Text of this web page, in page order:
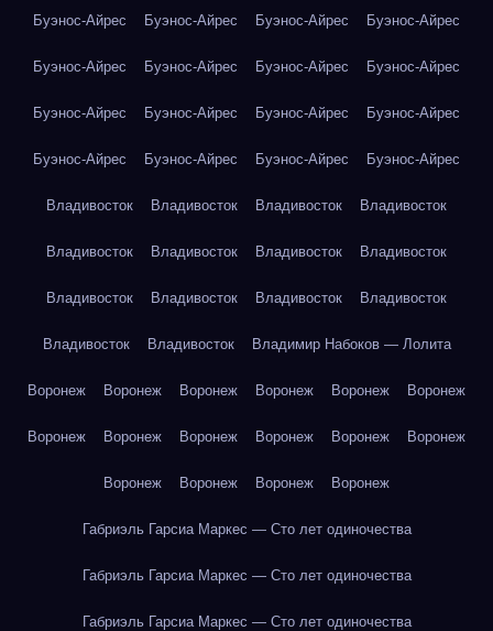
Буэнос-Айрес Буэнос-Айрес Буэнос-Айрес Буэнос-Айрес
Буэнос-Айрес Буэнос-Айрес Буэнос-Айрес Буэнос-Айрес
Буэнос-Айрес Буэнос-Айрес Буэнос-Айрес Буэнос-Айрес
Буэнос-Айрес Буэнос-Айрес Буэнос-Айрес Буэнос-Айрес
Владивосток Владивосток Владивосток Владивосток
Владивосток Владивосток Владивосток Владивосток
Владивосток Владивосток Владивосток Владивосток
Владивосток Владивосток Владимир Набоков — Лолита
Воронеж Воронеж Воронеж Воронеж Воронеж Воронеж
Воронеж Воронеж Воронеж Воронеж Воронеж Воронеж
Воронеж Воронеж Воронеж Воронеж
Габриэль Гарсиа Маркес — Сто лет одиночества
Габриэль Гарсиа Маркес — Сто лет одиночества
Габриэль Гарсиа Маркес — Сто лет одиночества